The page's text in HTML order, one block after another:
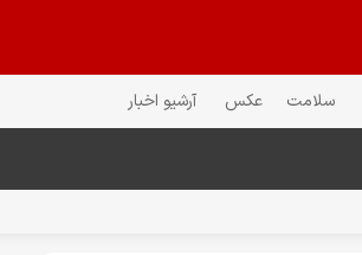
سلامت عکس آرشیو اخبار